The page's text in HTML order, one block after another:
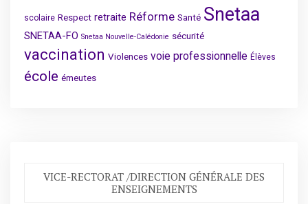
scolaire Respect retraite Réforme Santé Snetaa
SNETAA-FO Snetaa Nouvelle-Calédonie sécurité
vaccination Violences voie professionnelle Élèves
école émeutes
VICE-RECTORAT /DIRECTION GÉNÉRALE DES
ENSEIGNEMENTS